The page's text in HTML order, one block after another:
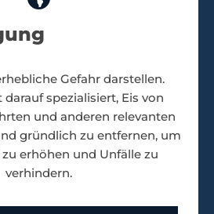
Gefahr darstellen.
darauf spezialisiert, Eis von
und anderen relevanten
gründlich zu entfernen, um
erhöhen und Unfälle zu
verhindern.